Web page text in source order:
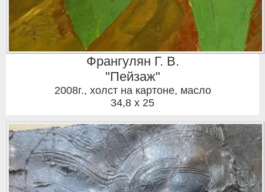
Франгулян Г. В.
"Пейзаж"
2008г., холст на картоне, масло
34,8 x 25